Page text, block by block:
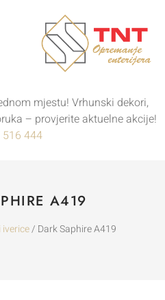
mjestu! Vrhunski dekori,
– provjerite aktuelne akcije!
516 444
A419
iverice/ Dark Saphire A419